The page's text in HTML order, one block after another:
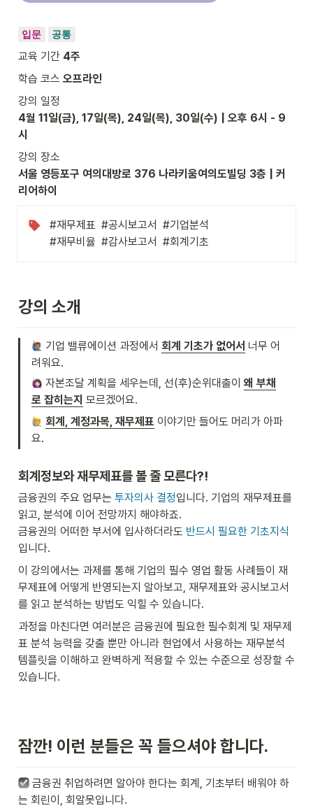
입문 공통
교육 기간 4주
학습 코스 오프라인
4월 11일(금), 17일(목), 24일(목), 30일(수) | 오후 6시 - 9
시
서울 영등포구 여의대방로 376 나라키움여의도빌딩 3층 | 커
리어하이
#재무제표  #공시보고서  #기업분석
#재무비율  #감사보고서  #회계기초
강의 소개
기업 밸류에이션 과정에서 회계 기초가 없어서 너무 어
려워요.
자본조달 계획을 세우는데, 선(후)순위대출이 왜 부채
로 잡히는지 모르겠어요.
회계, 계정과목, 재무제표 이야기만 들어도 머리가 아파
요.
회계정보와 재무제표를 볼 줄 모른다?!
금융권의 주요 업무는 투자의사 결정입니다. 기업의 재무제표를
읽고, 분석에 이어 전망까지 해야하죠.
금융권의 어떠한 부서에 입사하더라도 반드시 필요한 기초지식
입니다.
이 강의에서는 과제를 통해 기업의 필수 영업 활동 사례들이 재
무제표에 어떻게 반영되는지 알아보고, 재무제표와 공시보고서
를 읽고 분석하는 방법도 익힐 수 있습니다.
과정을 마친다면 여러분은 금융권에 필요한 필수회계 및 재무제
표 분석 능력을 갖출 뿐만 아니라 현업에서 사용하는 재무분석
템플릿을 이해하고 완벽하게 적용할 수 있는 수준으로 성장할 수
있습니다.
잠깐! 이런 분들은 꼭 들으셔야 합니다.
금융권 취업하려면 알아야 한다는 회계, 기초부터 배워야 하
는 회린이, 회알못입니다.